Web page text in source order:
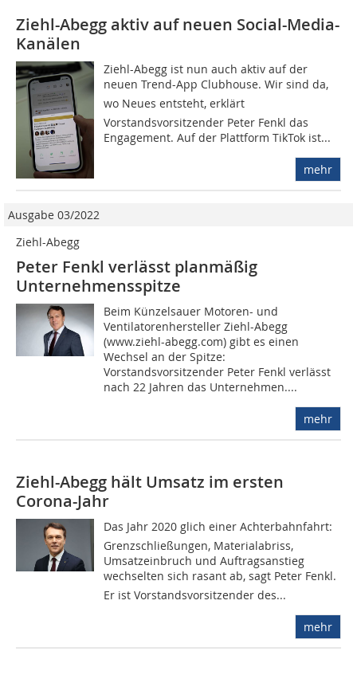
Ziehl-Abegg aktiv auf neuen Social-Media-
Kanälen
Ziehl-Abegg ist nun auch aktiv auf der
neuen Trend-App Clubhouse. Wir sind da,
wo Neues entsteht, erklärt
Vorstandsvorsitzender Peter Fenkl das
Engagement. Auf der Plattform TikTok ist...
mehr
Ausgabe 03/2022
Ziehl-Abegg
Peter Fenkl verlässt planmäßig
Unternehmensspitze
Beim Künzelsauer Motoren- und
Ventilatorenhersteller Ziehl-Abegg
(www.ziehl-abegg.com) gibt es einen
Wechsel an der Spitze:
Vorstandsvorsitzender Peter Fenkl verlässt
nach 22 Jahren das Unternehmen....
mehr
Ziehl-Abegg hält Umsatz im ersten
Corona-Jahr
Das Jahr 2020 glich einer Achterbahnfahrt:
Grenzschließungen, Materialabriss,
Umsatzeinbruch und Auftragsanstieg
wechselten sich rasant ab, sagt Peter Fenkl.
Er ist Vorstandsvorsitzender des...
mehr